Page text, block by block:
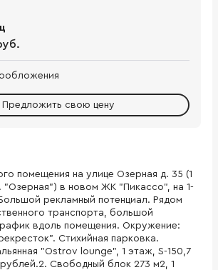
Предложить свою цену
помещения на улице Озерная д. 35 (1
"Озерная") в новом ЖК "Пикассо", на 1-
рекламный потенциал. Рядом
транспорта, большой
вдоль помещения. Окружение:
Стихийная парковка.
"Оstrov lounge", 1 этаж, S-150,7
Свободный блок 273 м2, 1